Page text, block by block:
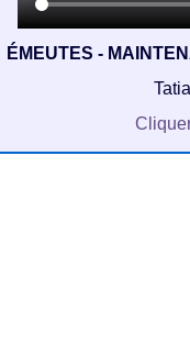
ÉMEUTES -